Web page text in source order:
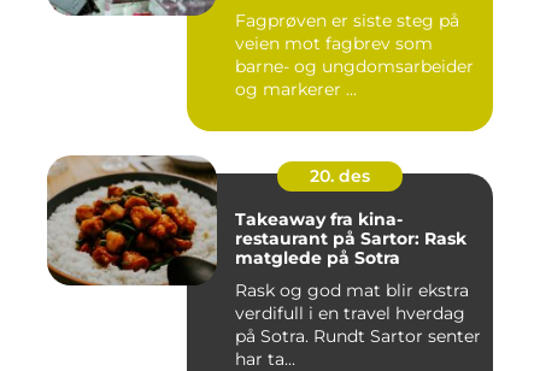
Fagprøven er siste steg på
veien mot fagbrev som
barne- og ungdomsarbeider
og markerer ...
20. des
Takeaway fra kina-
restaurant på Sartor: Rask
matglede på Sotra
Rask og god mat blir ekstra
verdifull i en travel hverdag
på Sotra. Rundt Sartor senter
har ta...